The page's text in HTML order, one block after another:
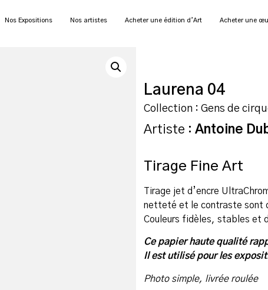
Nos Expositions Nos artistes Acheter une édition d’Art Acheter une
Laurena 04
Collection : Gens de
Artiste :Antoine
Tirage Fine Art
Tirage jet d’encre
netteté et le contraste sont
Couleurs fidèles, stables et
Ce papier haute qualité
Il est utilisé pour les
Photo simple, livrée roulée